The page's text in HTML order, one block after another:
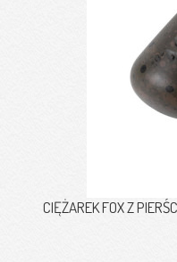
CIĘŻAREK FOX Z